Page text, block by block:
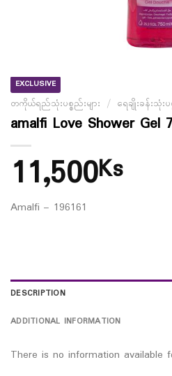
EXCLUSIVE
တကိုယ်ရည်သုံးပစ္စည်းများ / ရေချိုးခန်းသုံးပ
amalfi Love Shower Gel
11,500Ks
Amalfi – 196161
DESCRIPTION
ADDITIONAL INFORMATION
There is no information available